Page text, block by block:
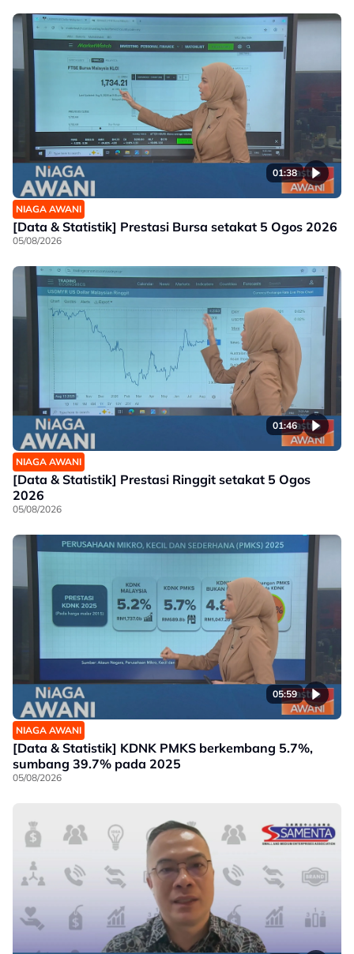
01:38
NIAGA AWANI
[Data & Statistik] Prestasi Bursa setakat 5 Ogos 2026
05/08/2026
01:46
NIAGA AWANI
[Data & Statistik] Prestasi Ringgit setakat 5 Ogos
2026
05/08/2026
05:59
NIAGA AWANI
[Data & Statistik] KDNK PMKS berkembang 5.7%,
sumbang 39.7% pada 2025
05/08/2026